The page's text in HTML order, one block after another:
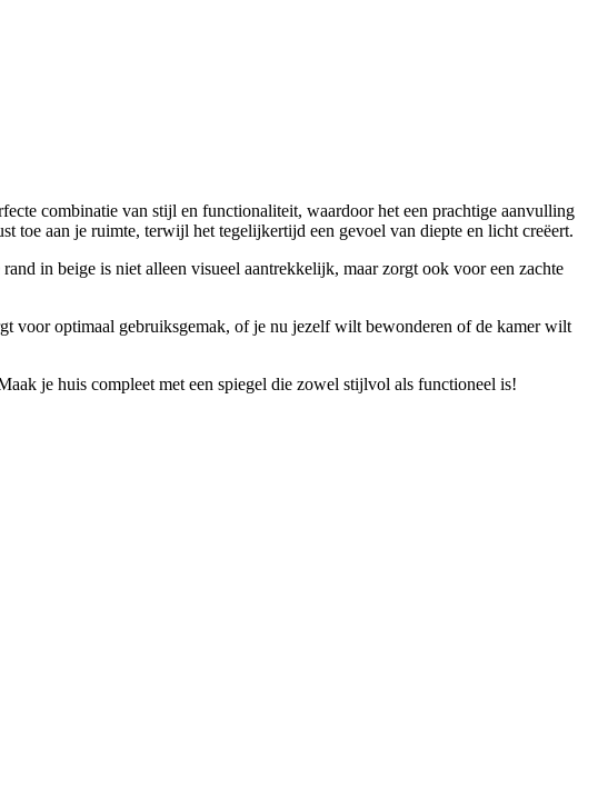
combinatie van stijl en functionaliteit, waardoor het een prachtige aanvulling
toe aan je ruimte, terwijl het tegelijkertijd een gevoel van diepte en licht creëert.
in beige is niet alleen visueel aantrekkelijk, maar zorgt ook voor een zachte
voor optimaal gebruiksgemak, of je nu jezelf wilt bewonderen of de kamer wilt
je huis compleet met een spiegel die zowel stijlvol als functioneel is!